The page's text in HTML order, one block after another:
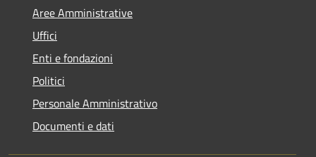
Aree Amministrative
Uffici
Enti e fondazioni
Politici
Personale Amministrativo
Documenti e dati